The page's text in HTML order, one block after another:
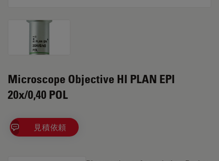
Microscope Objective HI PLAN EPI
20x/0,40 POL
見積依頼